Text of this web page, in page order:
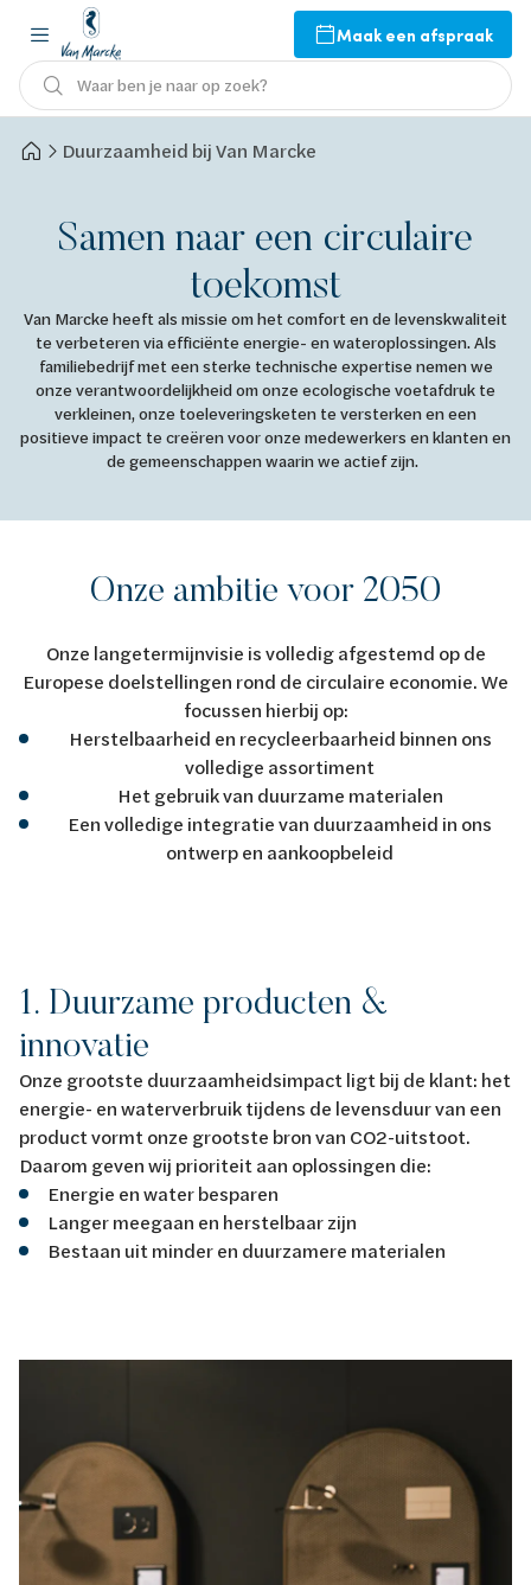
Maak een afspraak
Waar ben je naar op zoek?
Duurzaamheid bij Van Marcke
Samen naar een circulaire
toekomst
Van Marcke heeft als missie om het comfort en de levenskwaliteit
te verbeteren via efficiënte energie- en wateroplossingen. Als
familiebedrijf met een sterke technische expertise nemen we
onze verantwoordelijkheid om onze ecologische voetafdruk te
verkleinen, onze toeleveringsketen te versterken en een
positieve impact te creëren voor onze medewerkers en klanten en
de gemeenschappen waarin we actief zijn.
Onze ambitie voor 2050
Onze langetermijnvisie is volledig afgestemd op de
Europese doelstellingen rond de circulaire economie. We
focussen hierbij op:
Herstelbaarheid en recycleerbaarheid binnen ons
volledige assortiment
Het gebruik van duurzame materialen
Een volledige integratie van duurzaamheid in ons
ontwerp en aankoopbeleid
1. Duurzame producten &
innovatie
Onze grootste duurzaamheidsimpact ligt bij de klant: het
energie- en waterverbruik tijdens de levensduur van een
product vormt onze grootste bron van CO2-uitstoot.
Daarom geven wij prioriteit aan oplossingen die:
Energie en water besparen
Langer meegaan en herstelbaar zijn
Bestaan uit minder en duurzamere materialen